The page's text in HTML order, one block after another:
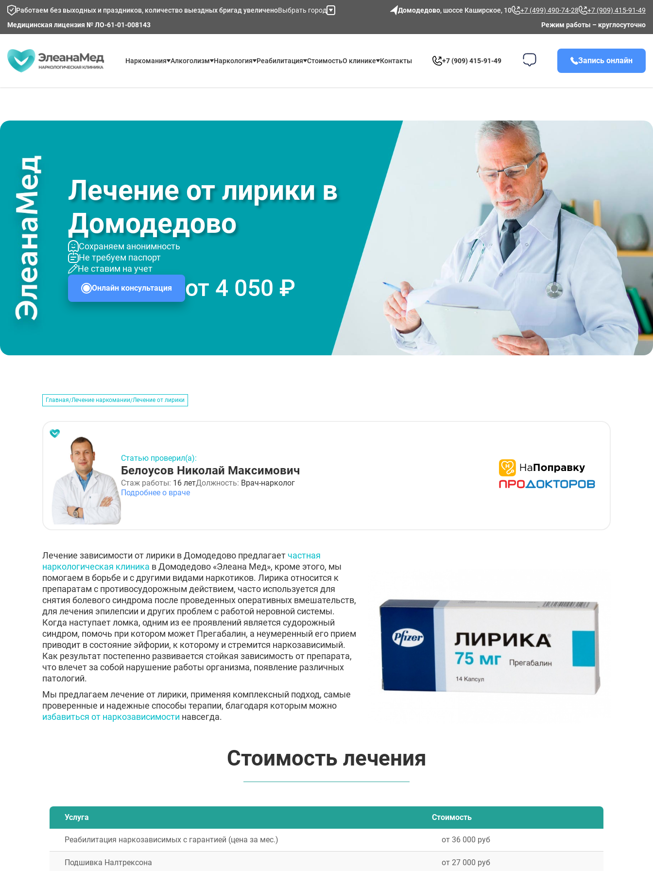
Работаем без выходных и праздников, количество выездных бригад увеличеноВыбрать город Домодедово, шоссе Каширское, 10 +7 (499) 490-74-28
+7 (909) 415-91-49
Медицинская лицензия № ЛО-61-01-008143
Режим работы – круглосуточно
Наркомания Алкоголизм Наркология Реабилитация СтоимостьО клинике Контакты +7 (909) 415-91-49 Запись онлайн
Лечение от лирики в
Домодедово
Сохраняем анонимность
Не требуем паспорт
Не ставим на учет
Онлайн консультация от 4 050 ₽
Главная Лечение наркомании Лечение от лирики
Статью проверил(а):
Белоусов Николай Максимович
Стаж работы: 16 летДолжность: Врач-нарколог
Подробнее о враче
Лечение зависимости от лирики в Домодедово предлагаетчастная
наркологическая клиника в Домодедово «Элеана Мед», кроме этого, мы
помогаем в борьбе и с другими видами наркотиков. Лирика относится к
препаратам с противосудорожным действием, часто используется для
снятия болевого синдрома после проведенных оперативных вмешательств,
для лечения эпилепсии и других проблем с работой неровной системы.
Когда наступает ломка, одним из ее проявлений является судорожный
синдром, помочь при котором может Прегабалин, а неумеренный его прием
приводит в состояние эйфории, к которому и стремится наркозависимый.
Как результат постепенно развивается стойкая зависимость от препарата,
что влечет за собой нарушение работы организма, появление различных
патологий.
Мы предлагаем лечение от лирики, применяя комплексный подход, самые
проверенные и надежные способы терапии, благодаря которым можно
избавиться от наркозависимости навсегда.
Стоимость лечения
Услуга Стоимость
Реабилитация наркозависимых с гарантией (цена за мес.) от 36 000 руб
Подшивка Налтрексона от 27 000 руб